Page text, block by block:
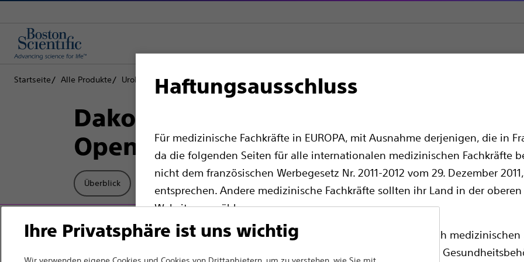
Haftungsausschluss
Für medizinische Fachkräfte in EUROPA, mit Ausnahme derjenigen, die in
da die folgenden Seiten für alle internationalen medizinischen Fachkräfte
nicht dem französischen Werbegesetz Nr. 2011-2012 vom 29. Dezember
entsprechen. Andere medizinische Fachkräfte sollten ihr Land in der
Website auswählen.
Bitte beachten Sie, dass die folgenden Seiten ausschließlich medizinischen
Ländern mit entsprechenden Produktzulassungen von den
Startseite Alle Produkte Urologie Steinextraktionsvorrichtungen Extraktionsvorrichtungen aus Nitinol Dakota™
Dakota™
OpenSure™-Handgriff
Überblick
Ihre Privatsphäre ist uns wichtig